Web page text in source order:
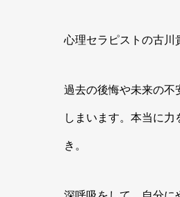
心理セラピストの古川
過去の後悔や未来の不
しまいます。本当に
き。